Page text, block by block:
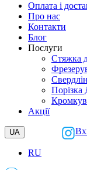
Оплата і
Про нас
Контакти
Блог
Послуги
Cтяжка
Акції
UA
RU